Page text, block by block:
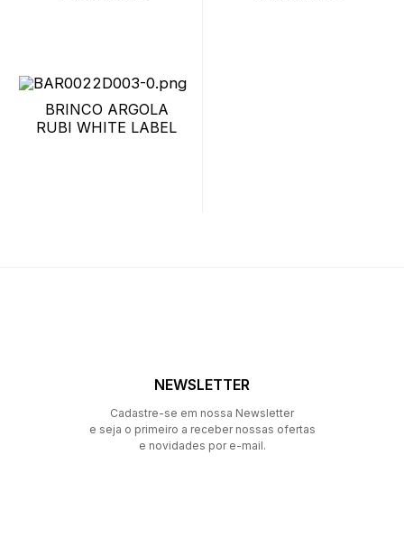
BRINCO ARGOLA
RUBI WHITE LABEL
NEWSLETTER
Cadastre-se em nossa Newsletter
e seja o primeiro a receber nossas ofertas
e novidades por e-mail.